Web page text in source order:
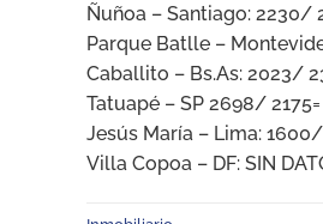
Ñuñoa – Santiago: 2230/
Parque Batlle –
Caballito – Bs.As: 2023/
Tatuapé – SP 2698/
Jesús María – Lima:
Villa Copoa – DF: SIN